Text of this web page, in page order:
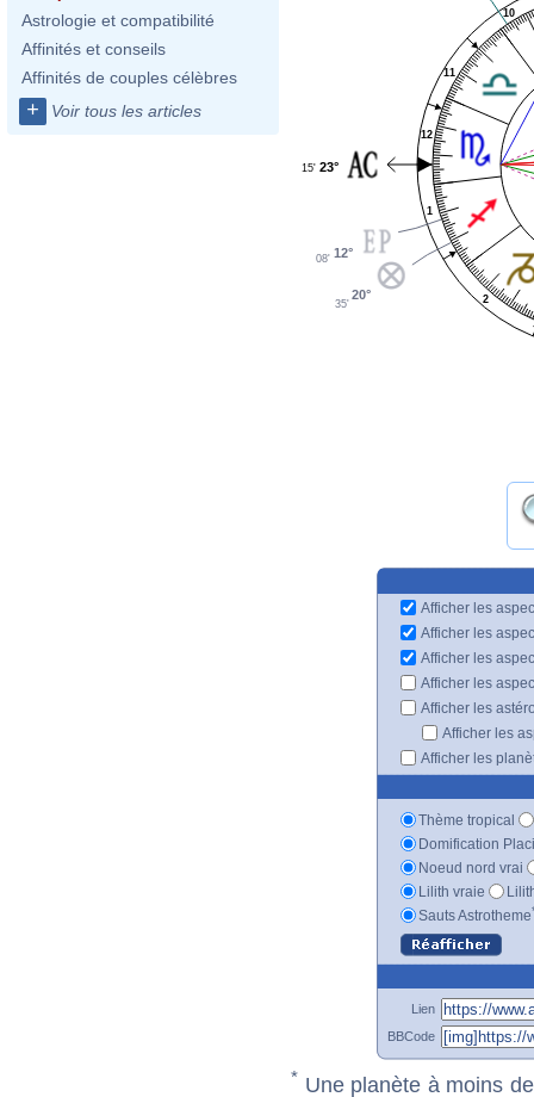
Astrologie et compatibilité
Affinités et conseils
Affinités de couples célèbres
+ Voir tous les articles
1
2
10
11
12
23°
15'
12°
08'
20°
35'
Afficher les
Afficher les
Afficher les
Afficher les
Afficher les
Afficher les
Afficher les
Thème tropical
Domification
Noeud nord vrai
Lilith vraie
Sauts Astrotheme
Lien
BBCode
* Une planète à moins